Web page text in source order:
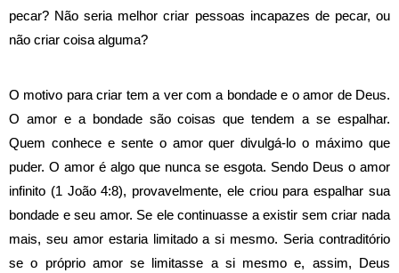
pecar? Não seria melhor criar pessoas incapazes de pecar, ou
não criar coisa alguma?
O motivo para criar tem a ver com a bondade e o amor de Deus.
O amor e a bondade são coisas que tendem a se espalhar.
Quem conhece e sente o amor quer divulgá-lo o máximo que
puder. O amor é algo que nunca se esgota. Sendo Deus o amor
infinito (1 João 4:8), provavelmente, ele criou para espalhar sua
bondade e seu amor. Se ele continuasse a existir sem criar nada
mais, seu amor estaria limitado a si mesmo.Seria contraditório
se o próprio amor se limitasse a si mesmo e, assim, Deus